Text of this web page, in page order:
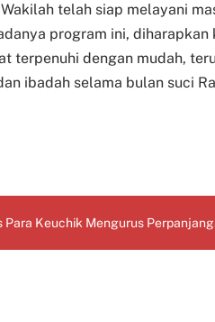
telah siap melayani
program ini,
terpenuhi dengan mudah,
ibadah selama bulan suci
Para Keuchik Mengurus